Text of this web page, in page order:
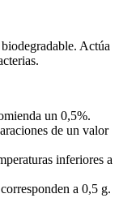
Actúa
un 0,5%.
de un valor
inferiores a
a 0,5 g.